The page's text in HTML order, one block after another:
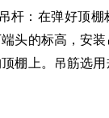
杆：在弹好顶
头的标高，安
棚上。吊筋选